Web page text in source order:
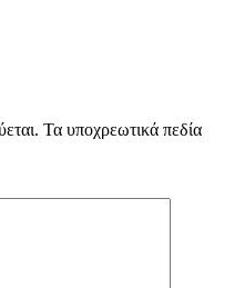
Τα υποχρεωτικά πεδία